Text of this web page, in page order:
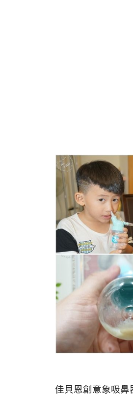
佳貝恩創意象吸